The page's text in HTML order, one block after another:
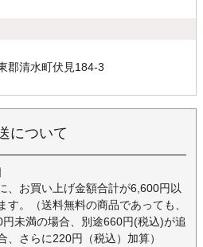
郡清水町伏見184-3
について
、お買い上げ金額合計が6,600円以
。（送料無料の商品であっても、
未満の場合、別途660円(税込)が追
、さらに220円（税込）加算）